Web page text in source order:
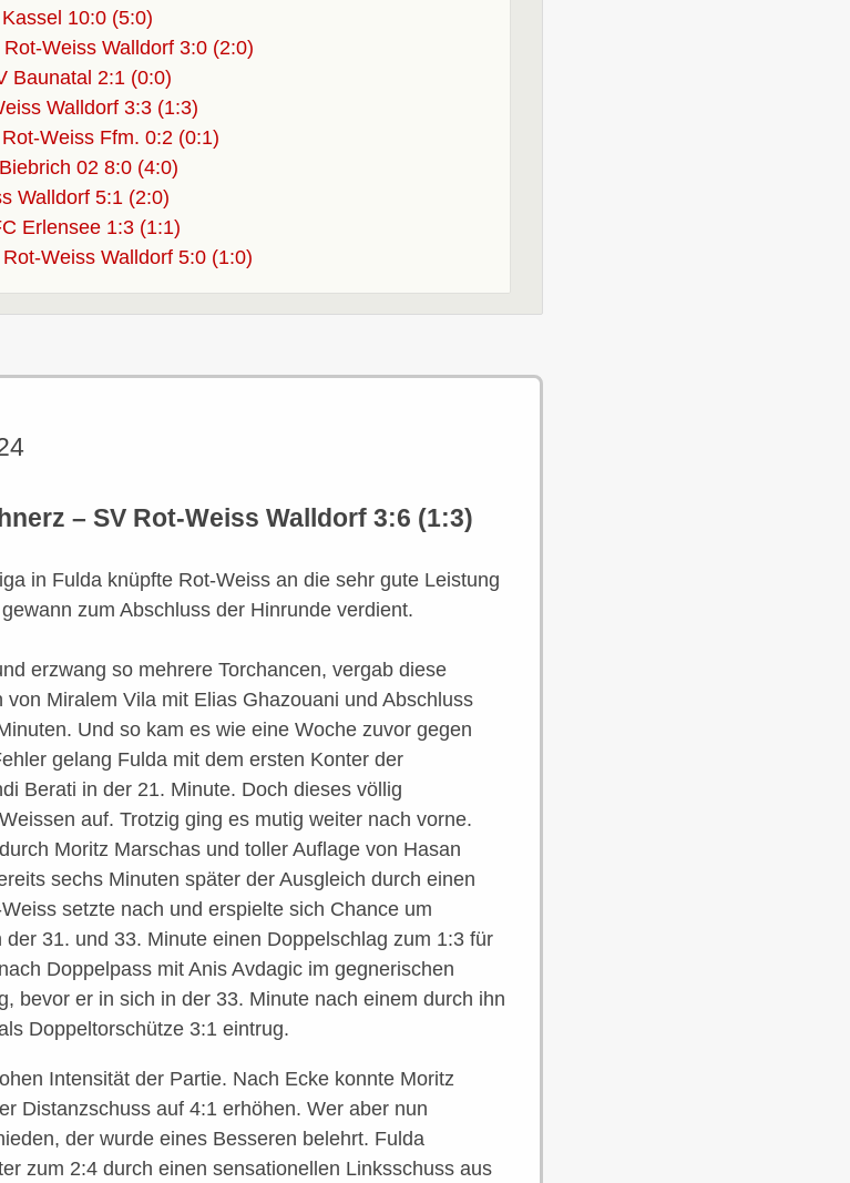
10:0 (5:0)
Weiss Walldorf 3:0 (2:0)
Baunatal 2:1 (0:0)
Walldorf 3:3 (1:3)
Weiss Ffm. 0:2 (0:1)
02 8:0 (4:0)
Walldorf 5:1 (2:0)
Erlensee 1:3 (1:1)
Weiss Walldorf 5:0 (1:0)
– SV Rot-Weiss Walldorf 3:6 (1:3)
in Fulda knüpfte Rot-Weiss an die sehr gute Leistung
zum Abschluss der Hinrunde verdient.
erzwang so mehrere Torchancen, vergab diese
Miralem Vila mit Elias Ghazouani und Abschluss
Und so kam es wie eine Woche zuvor gegen
gelang Fulda mit dem ersten Konter der
Berati in der 21. Minute. Doch dieses völlig
auf. Trotzig ging es mutig weiter nach vorne.
Moritz Marschas und toller Auflage von Hasan
sechs Minuten später der Ausgleich durch einen
setzte nach und erspielte sich Chance um
31. und 33. Minute einen Doppelschlag zum 1:3 für
Doppelpass mit Anis Avdagic im gegnerischen
bevor er in sich in der 33. Minute nach einem durch ihn
Doppeltorschütze 3:1 eintrug.
Intensität der Partie. Nach Ecke konnte Moritz
Distanzschuss auf 4:1 erhöhen. Wer aber nun
der wurde eines Besseren belehrt. Fulda
zum 2:4 durch einen sensationellen Linksschuss aus